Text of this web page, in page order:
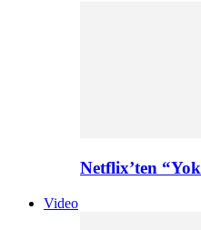
Netflix’ten
Video